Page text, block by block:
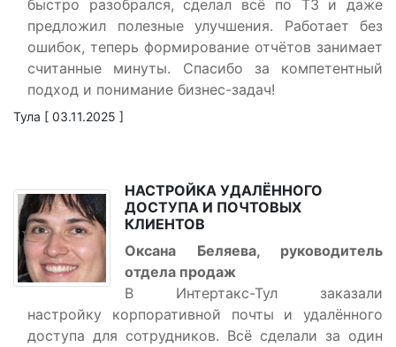
быстро разобрался, сделал всё по ТЗ и даже
предложил полезные улучшения. Работает без
ошибок, теперь формирование отчётов занимает
считанные минуты. Спасибо за компетентный
подход и понимание бизнес-задач!
Тула [ 03.11.2025 ]
НАСТРОЙКА УДАЛЁННОГО
ДОСТУПА И ПОЧТОВЫХ
КЛИЕНТОВ
Оксана Беляева, руководитель
отдела продаж
В Интертакс-Тул заказали
настройку корпоративной почты и удалённого
доступа для сотрудников. Всё сделали за один